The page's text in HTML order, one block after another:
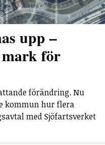
upp –
för
förändring. Nu
kommun hur flera
med Sjöfartsverket